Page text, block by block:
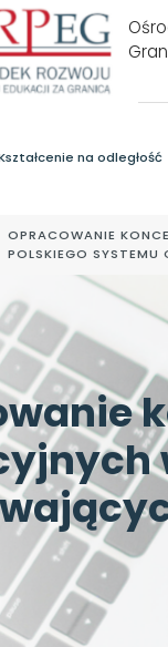
na odległość
OPRACOWANIE
POLSKIEGO SYSTEMU